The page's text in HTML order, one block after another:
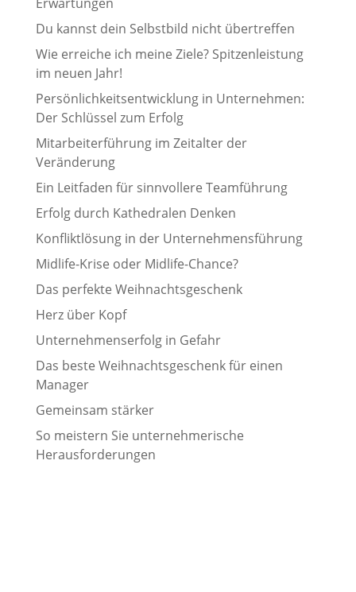
Du kannst dein Selbstbild nicht übertreffen
Wie erreiche ich meine Ziele? Spitzenleistung
im neuen Jahr!
Persönlichkeitsentwicklung in Unternehmen:
Der Schlüssel zum Erfolg
Mitarbeiterführung im Zeitalter der
Veränderung
Ein Leitfaden für sinnvollere Teamführung
Erfolg durch Kathedralen Denken
Konfliktlösung in der Unternehmensführung
Midlife-Krise oder Midlife-Chance?
Das perfekte Weihnachtsgeschenk
Herz über Kopf
Unternehmenserfolg in Gefahr
Das beste Weihnachtsgeschenk für einen
Manager
Gemeinsam stärker
So meistern Sie unternehmerische
Herausforderungen